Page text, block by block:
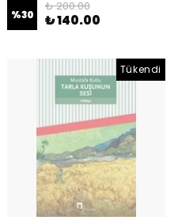
%30
₺ 200.00
₺ 140.00
Tükendi